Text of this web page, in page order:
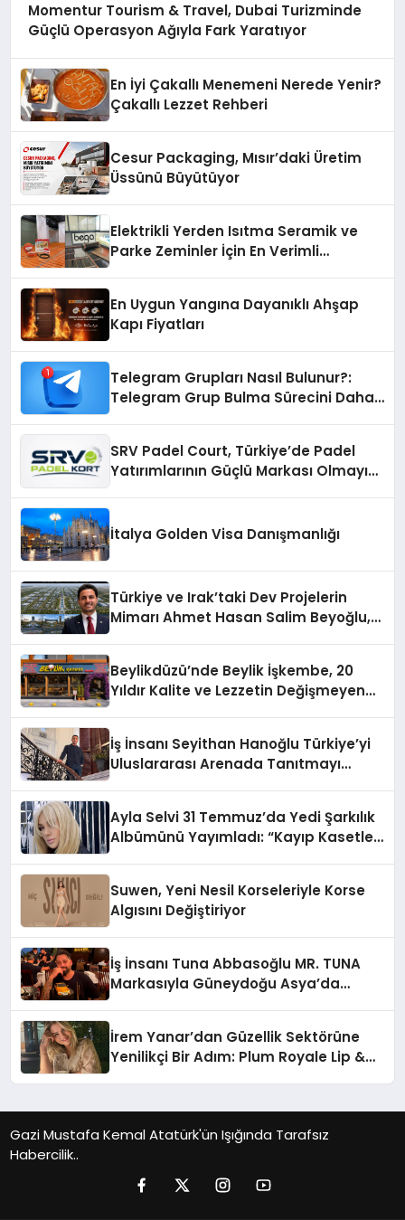
Momentur Tourism & Travel, Dubai Turizminde
Güçlü Operasyon Ağıyla Fark Yaratıyor
En İyi Çakallı Menemeni Nerede Yenir?
Çakallı Lezzet Rehberi
Cesur Packaging, Mısır’daki Üretim
Üssünü Büyütüyor
Elektrikli Yerden Isıtma Seramik ve
Parke Zeminler İçin En Verimli
En Uygun Yangına Dayanıklı Ahşap
Kapı Fiyatları
Telegram Grupları Nasıl Bulunur?:
Telegram Grup Bulma Sürecini Daha
SRV Padel Court, Türkiye’de Padel
Yatırımlarının Güçlü Markası Olmayı
İtalya Golden Visa Danışmanlığı
Türkiye ve Irak’taki Dev Projelerin
Mimarı Ahmet Hasan Salim Beyoğlu,
Hayata Geçirecek
Beylikdüzü’nde Beylik İşkembe, 20
Yıldır Kalite ve Lezzetin Değişmeyen
İş İnsanı Seyithan Hanoğlu Türkiye’yi
Uluslararası Arenada Tanıtmayı
Ayla Selvi 31 Temmuz’da Yedi Şarkılık
Albümünü Yayımladı: “Kayıp Kasetler
Suwen, Yeni Nesil Korseleriyle Korse
Algısını Değiştiriyor
İş İnsanı Tuna Abbasoğlu MR. TUNA
Markasıyla Güneydoğu Asya’da
İrem Yanar’dan Güzellik Sektörüne
Yenilikçi Bir Adım: Plum Royale Lip &
Gazi Mustafa Kemal Atatürk'ün Işığında Tarafsız
Habercilik..